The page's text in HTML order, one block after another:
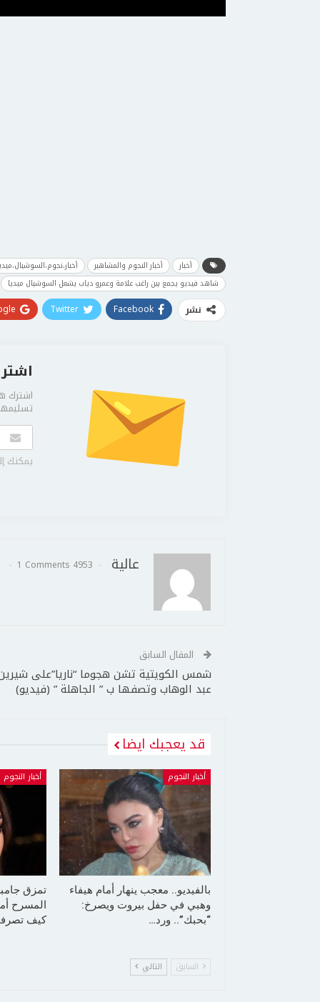
أخبار أخبار النجوم والمشاهير
شاهد فيديو يجمع بين راغب علامة وعمرو دياب يشعل السوشيال ميديا
نشر Facebook
Twitter
اشترك
يمكنك
عالية 4953 Posts
1 Comments
المقال السابق
شمس الكويتية تشن هجوما “ناريا”على
عبد الوهاب وتصفها ب ” الجاهلة ” (فيديو)
قد يعجبك ايضا
أخبار النجوم
بالفيديو.. معجب ينهار أمام هيفاء
وهبي في حفل بيروت ويصرخ:
“بحبك”.. ورد…
أخبار النجوم
تمزق
المسرح
كيف
السابق التالي